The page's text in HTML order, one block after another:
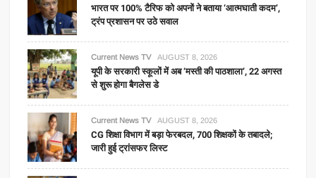
भारत पर 100% टैरिफ को अपनों ने बताया ‘आत्मघाती कदम’,
ट्रंप प्रशासन पर उठे सवाल
Current News TV AUGUST 8, 2026
यूपी के सरकारी स्कूलों में अब ‘मस्ती की पाठशाला’, 22 अगस्त
से शुरू होगा बैगलेस डे
Current News TV AUGUST 8, 2026
CG शिक्षा विभाग में बड़ा फेरबदल, 700 शिक्षकों के तबादले;
जारी हुई ट्रांसफर लिस्ट